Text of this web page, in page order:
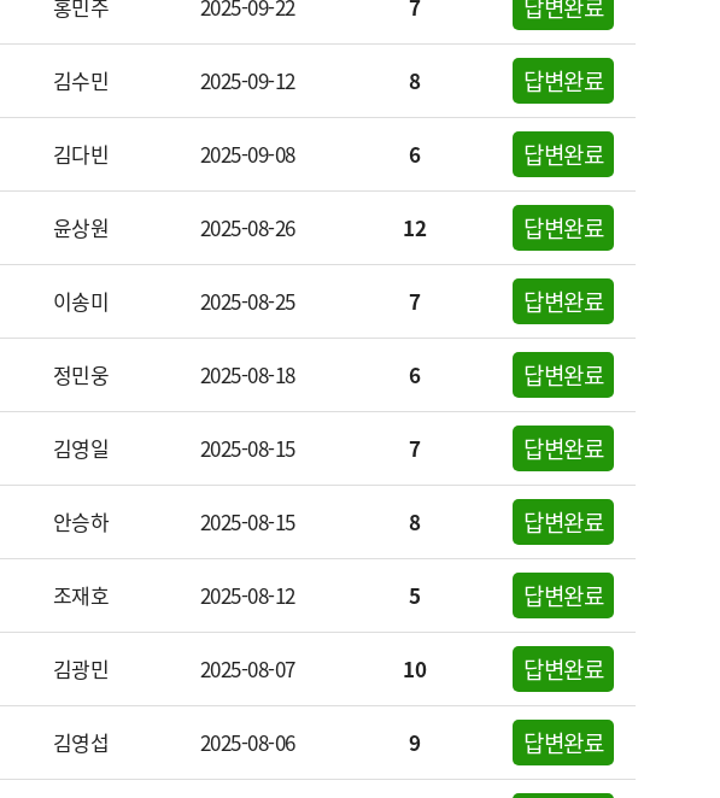
홍민주 2025-09-22 7 답변완료
김수민 2025-09-12 8 답변완료
김다빈 2025-09-08 6 답변완료
윤상원 2025-08-26 12 답변완료
이송미 2025-08-25 7 답변완료
정민웅 2025-08-18 6 답변완료
김영일 2025-08-15 7 답변완료
안승하 2025-08-15 8 답변완료
조재호 2025-08-12 5 답변완료
김광민 2025-08-07 10 답변완료
김영섭 2025-08-06 9 답변완료